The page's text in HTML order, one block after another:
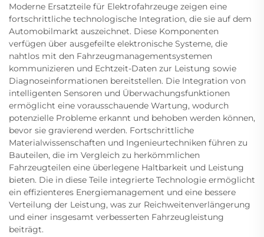
Moderne Ersatzteile für Elektrofahrzeuge zeigen eine
fortschrittliche technologische Integration, die sie auf dem
Automobilmarkt auszeichnet. Diese Komponenten
verfügen über ausgefeilte elektronische Systeme, die
nahtlos mit den Fahrzeugmanagementsystemen
kommunizieren und Echtzeit-Daten zur Leistung sowie
Diagnoseinformationen bereitstellen. Die Integration von
intelligenten Sensoren und Überwachungsfunktionen
ermöglicht eine vorausschauende Wartung, wodurch
potenzielle Probleme erkannt und behoben werden können,
bevor sie gravierend werden. Fortschrittliche
Materialwissenschaften und Ingenieurtechniken führen zu
Bauteilen, die im Vergleich zu herkömmlichen
Fahrzeugteilen eine überlegene Haltbarkeit und Leistung
bieten. Die in diese Teile integrierte Technologie ermöglicht
ein effizienteres Energiemanagement und eine bessere
Verteilung der Leistung, was zur Reichweitenverlängerung
und einer insgesamt verbesserten Fahrzeugleistung
beiträgt.